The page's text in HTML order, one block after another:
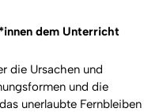
dem Unterricht
die Ursachen und
und die
unerlaubte Fernbleiben